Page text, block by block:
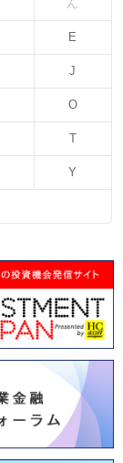
ん
E
J
O
T
Y